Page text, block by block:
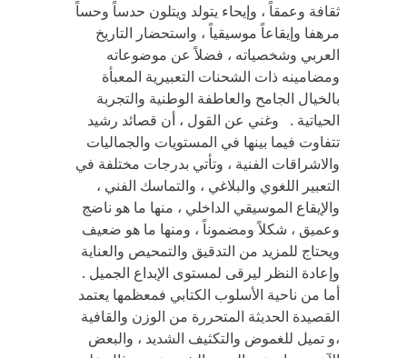
ثقافة وعمقاً ، وإيحاء يتولد ويتلون حدساً وحساً
مرهفا وإيقاعاً موسيقياً ، واستحضار التاريخ
العربي وشخصياته ، فضلاً عن موضوعاته
ومضامينه ذات الشحنات التعبيرية المعبأة
بالخيال الجامح والعاطفة الوطنية والتجربة
الحياتية . وغني عن القول ، أن قصائد رشيد
تتفاوت فيما بينها في المستويات والجماليات
والاشراقات الفنية ، وتأتي بدرجات مختلفة في
التعبير اللغوي والبلاغي ، والتماسك الفني ،
والإيقاع الموسيقي الداخلي ، منها ما هو ناضج
وعميق ، شكلاً ومضموناً ، ومنها ما هو ضعيف
ويحتاج للمزيد من التدقيق والتمحيص والعناية
وإعادة النظر ليرقى لمستوى الإبداع الجميل .
أما من ناحية الأسلوب الكتابي فمعظمها يعتمد
القصيدة الحديثة المتحررة من الوزن والقافية
،و تميل للغموض والتكثيف الشديد ، والبعض